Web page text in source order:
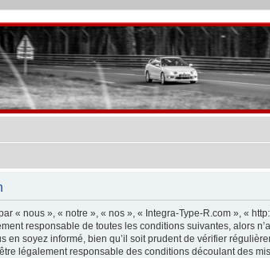
« nous », « notre », « nos », « Integra-Type-R.com », «
responsable de toutes les conditions suivantes, alors
en soyez informé, bien qu’il soit prudent de vérifier
légalement responsable des conditions découlant des